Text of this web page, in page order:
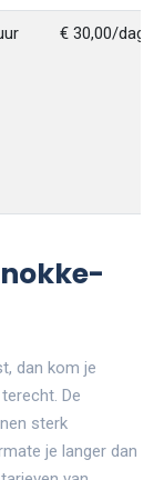
€ 30,00/dag
dan kom je
De
sterk
je langer dan